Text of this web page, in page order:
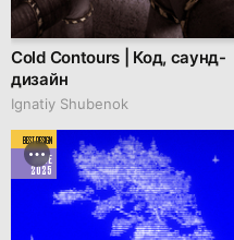
Cold Contours | Код, саунд-
дизайн
Ignatiy Shubenok
BEST DESIGN
JUNE
2025